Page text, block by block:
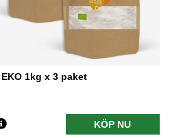
1kg x 3 paket
KÖP NU